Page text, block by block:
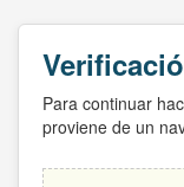
Para continuar
proviene de un